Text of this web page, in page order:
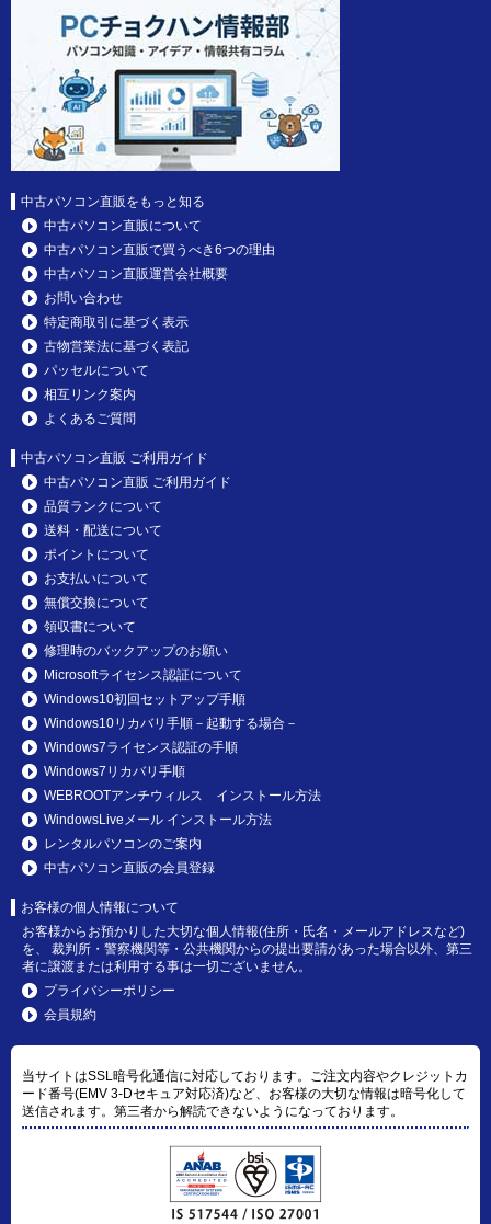
中古パソコン直販をもっと知る
中古パソコン直販について
中古パソコン直販で買うべき6つの理由
中古パソコン直販運営会社概要
お問い合わせ
特定商取引に基づく表示
古物営業法に基づく表記
パッセルについて
相互リンク案内
よくあるご質問
中古パソコン直販 ご利用ガイド
中古パソコン直販 ご利用ガイド
品質ランクについて
送料・配送について
ポイントについて
お支払いについて
無償交換について
領収書について
修理時のバックアップのお願い
Microsoftライセンス認証について
Windows10初回セットアップ手順
Windows10リカバリ手順－起動する場合－
Windows7ライセンス認証の手順
Windows7リカバリ手順
WEBROOTアンチウィルス インストール方法
WindowsLiveメール インストール方法
レンタルパソコンのご案内
中古パソコン直販の会員登録
お客様の個人情報について
お客様からお預かりした大切な個人情報(住所・氏名・メールアドレスなど)
を、 裁判所・警察機関等・公共機関からの提出要請があった場合以外、第三
者に譲渡または利用する事は一切ございません。
プライバシーポリシー
会員規約
当サイトはSSL暗号化通信に対応しております。ご注文内容やクレジットカ
ード番号(EMV 3-Dセキュア対応済)など、お客様の大切な情報は暗号化して
送信されます。第三者から解読できないようになっております。